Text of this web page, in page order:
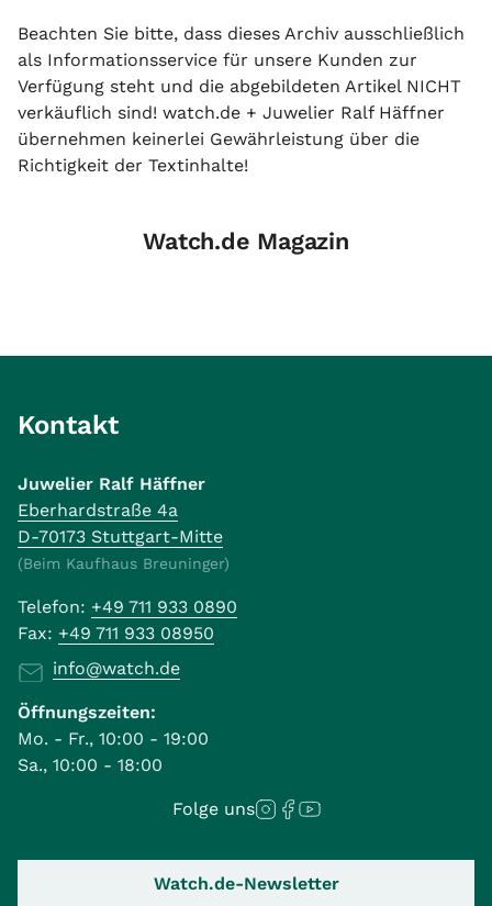
Beachten Sie bitte, dass dieses Archiv ausschließlich
als Informationsservice für unsere Kunden zur
Verfügung steht und die abgebildeten Artikel NICHT
verkäuflich sind! watch.de + Juwelier Ralf Häffner
übernehmen keinerlei Gewährleistung über die
Richtigkeit der Textinhalte!
Watch.de Magazin
Kontakt
Juwelier Ralf Häffner
Eberhardstraße 4a
D-70173 Stuttgart-Mitte
(Beim Kaufhaus Breuninger)
Telefon: +49 711 933 0890
Fax: +49 711 933 08950
info@watch.de
Öffnungszeiten:
Mo. - Fr., 10:00 - 19:00
Sa., 10:00 - 18:00
Folge uns
Watch.de-Newsletter